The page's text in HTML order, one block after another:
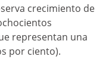
crecimiento de
representan una
por ciento).